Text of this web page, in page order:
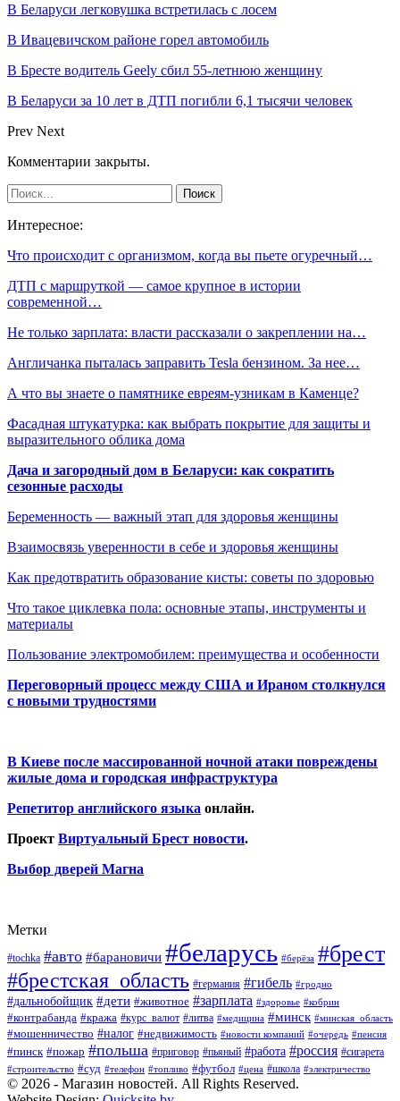
В Беларуси легковушка встретилась с лосем
В Ивацевичском районе горел автомобиль
В Бресте водитель Geely сбил 55-летнюю женщину
В Беларуси за 10 лет в ДТП погибли 6,1 тысячи человек
Prev Next
Комментарии закрыты.
Интересное:
Что происходит с организмом, когда вы пьете огуречный…
ДТП с маршруткой — самое крупное в истории
современной…
Не только зарплата: власти рассказали о закреплении на…
Англичанка пыталась заправить Tesla бензином. За нее…
А что вы знаете о памятнике евреям-узникам в Каменце?
Фасадная штукатурка: как выбрать покрытие для защиты и
выразительного облика дома
Дача и загородный дом в Беларуси: как сократить
сезонные расходы
Беременность — важный этап для здоровья женщины
Взаимосвязь уверенности в себе и здоровья женщины
Как предотвратить образование кисты: советы по здоровью
Что такое циклевка пола: основные этапы, инструменты и
материалы
Пользование электромобилем: преимущества и особенности
Переговорный процесс между США и Ираном столкнулся
с новыми трудностями
В Киеве после массированной ночной атаки повреждены
жилые дома и городская инфраструктура
Репетитор английского языка онлайн.
Проект Виртуальный Брест новости.
Выбор дверей Магна
Метки
#tochka #авто #барановичи #беларусь #берёза #брест
#брестская_область #германия #гибель #гродно
#дальнобойщик #дети #животное #зарплата #здоровье #кобрин
#контрабанда #кража #курс_валют #литва #медицина #минск #минская_область
#мошенничество #налог #недвижимость #новости компаний #очередь #пенсия
#пинск #пожар #польша #приговор #пьяный #работа #россия #сигарета
#строительство #суд #телефон #топливо #футбол #цена #школа #электричество
© 2026 - Магазин новостей. All Rights Reserved.